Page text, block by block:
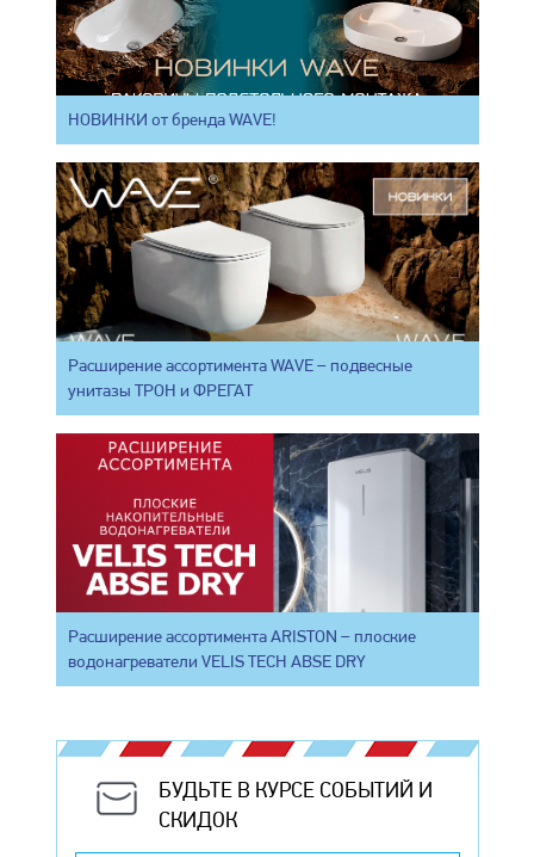
НОВИНКИ от бренда WAVE!
Расширение ассортимента WAVE – подвесные
унитазы ТРОН и ФРЕГАТ
Расширение ассортимента ARISTON – плоские
водонагреватели VELIS TECH ABSE DRY
БУДЬТЕ В КУРСЕ СОБЫТИЙ И
СКИДОК